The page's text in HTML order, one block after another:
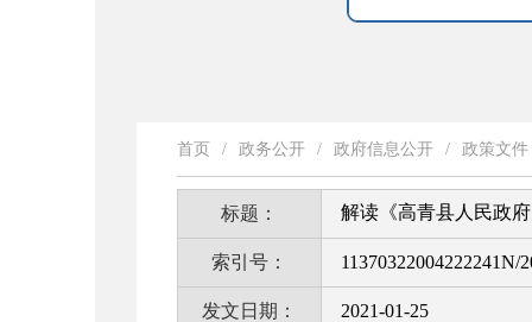
首页 / 政务公开 / 政府信息公开 / 政策文件
标题： 解读《高青县人民政
索引号： 11370322004222241N/
发文日期： 2021-01-25